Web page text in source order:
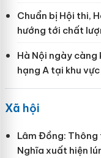
Chuẩn bị Hội thi,
hướng tới chất
Hà Nội ngày càng
hạng A tại khu
Xã hội
Lâm Đồng:
Nghĩa xuất hiện